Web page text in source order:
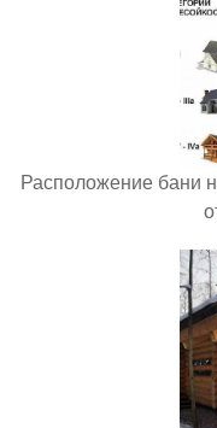
Расположение бани